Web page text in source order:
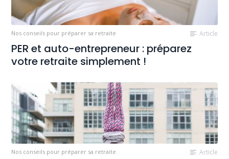
Nos conseils pour préparer sa retraite Article
PER et auto-entrepreneur : préparez
votre retraite simplement !
Nos conseils pour préparer sa retraite Article